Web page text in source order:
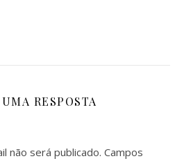
RESPOSTA
não será publicado. Campos